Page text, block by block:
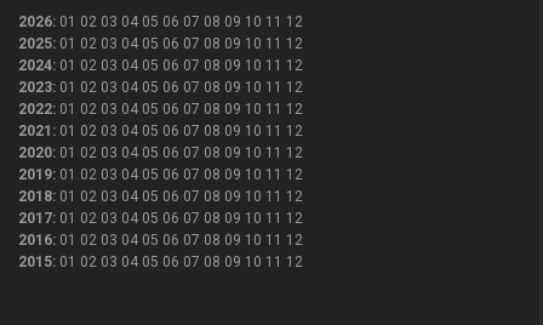
2026: 01 02 03 04 05 06 07 08 09 10 11 12
2025: 01 02 03 04 05 06 07 08 09 10 11 12
2024: 01 02 03 04 05 06 07 08 09 10 11 12
2023: 01 02 03 04 05 06 07 08 09 10 11 12
2022: 01 02 03 04 05 06 07 08 09 10 11 12
2021 : 01 02 03 04 05 06 07 08 09 10 11 12
2020: 01 02 03 04 05 06 07 08 09 10 11 12
2019: 01 02 03 04 05 06 07 08 09 10 11 12
2018: 01 02 03 04 05 06 07 08 09 10 11 12
2017: 01 02 03 04 05 06 07 08 09 10 11 12
2016: 01 02 03 04 05 06 07 08 09 10 11 12
2015: 01 02 03 04 05 06 07 08 09 10 11 12